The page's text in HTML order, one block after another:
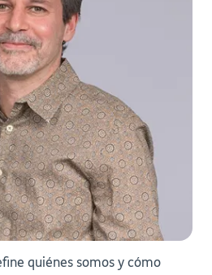
quiénes somos y cómo